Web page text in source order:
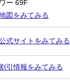
ワー 69F
図をみてみる
式サイトをみてみる
引情報をみてみる